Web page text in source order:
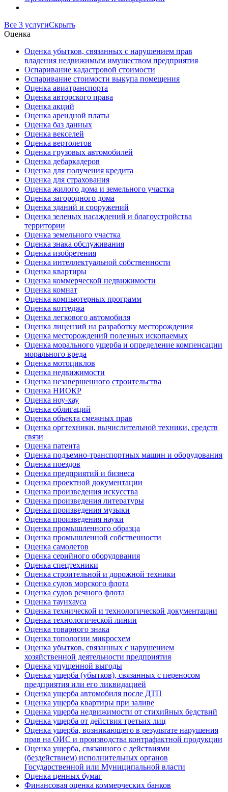
Все 3 услугиСкрыть
Оценка
Оценка убытков, связанных с нарушением прав
владения недвижимым имуществом предприятия
Оспаривание кадастровой стоимости
Оспаривание стоимости выкупа помещения
Оценка авиатранспорта
Оценка авторского права
Оценка акций
Оценка арендной платы
Оценка баз данных
Оценка векселей
Оценка вертолетов
Оценка грузовых автомобилей
Оценка дебаркадеров
Оценка для получения кредита
Оценка для страхования
Оценка жилого дома и земельного участка
Оценка загородного дома
Оценка зданий и сооружений
Оценка зеленых насаждений и благоустройства
территории
Оценка земельного участка
Оценка знака обслуживания
Оценка изобретения
Оценка интеллектуальной собственности
Оценка квартиры
Оценка коммерческой недвижимости
Оценка комнат
Оценка компьютерных программ
Оценка коттеджа
Оценка легкового автомобиля
Оценка лицензий на разработку месторождения
Оценка месторождений полезных ископаемых
Оценка морального ущерба и определение компенсации
морального вреда
Оценка мотоциклов
Оценка недвижимости
Оценка незавершенного строительства
Оценка НИОКР
Оценка ноу-хау
Оценка облигаций
Оценка объекта смежных прав
Оценка оргтехники, вычислительной техники, средств
связи
Оценка патента
Оценка подъемно-транспортных машин и оборудования
Оценка поездов
Оценка предприятий и бизнеса
Оценка проектной документации
Оценка произведения искусства
Оценка произведения литературы
Оценка произведения музыки
Оценка произведения науки
Оценка промышленного образца
Оценка промышленной собственности
Оценка самолетов
Оценка серийного оборудования
Оценка спецтехники
Оценка строительной и дорожной техники
Оценка судов морского флота
Оценка судов речного флота
Оценка таунхауса
Оценка технической и технологической документации
Оценка технологической линии
Оценка товарного знака
Оценка топологии микросхем
Оценка убытков, связанных с нарушением
хозяйственной деятельности предприятия
Оценка упущенной выгоды
Оценка ущерба (убытков), связанных с переносом
предприятия или его ликвидацией
Оценка ущерба автомобиля после ДТП
Оценка ущерба квартиры при заливе
Оценка ущерба недвижимости от стихийных бедствий
Оценка ущерба от действия третьих лиц
Оценка ущерба, возникающего в результате нарушения
прав на ОИС и производства контрафактной продукции
Оценка ущерба, связанного с действиями
(бездействием) исполнительных органов
Государственной или Муниципальной власти
Оценка ценных бумаг
Финансовая оценка коммерческих банков